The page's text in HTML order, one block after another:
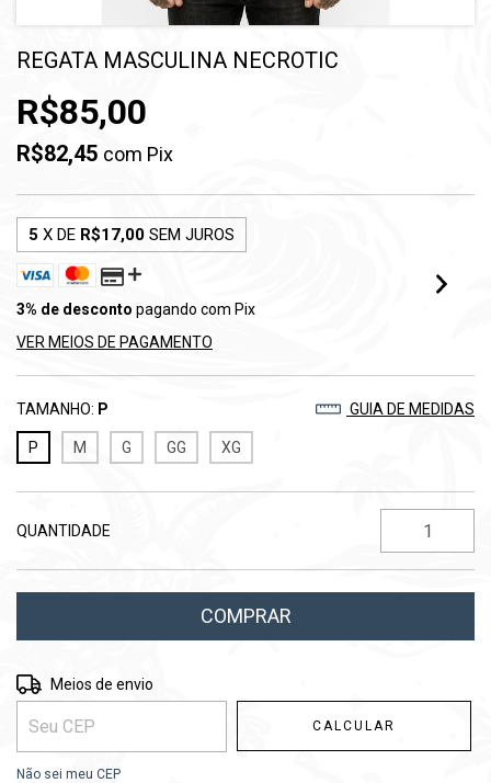
REGATA MASCULINA NECROTIC
R$85,00
R$82,45 com Pix
5 X DE R$17,00 SEM JUROS
3% de desconto pagando com Pix
VER MEIOS DE PAGAMENTO
TAMANHO: P GUIA DE MEDIDAS
P M G GG XG
QUANTIDADE
Entregas para o CEP:
Meios de envio
CALCULAR
Não sei meu CEP